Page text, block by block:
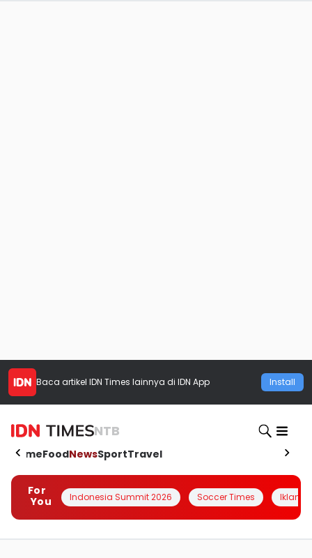
Baca artikel IDN Times lainnya di IDN App Install
NTB
HomeFoodNewsSportTravel
For
You
Indonesia Summit 2026 Soccer Times Iklanin